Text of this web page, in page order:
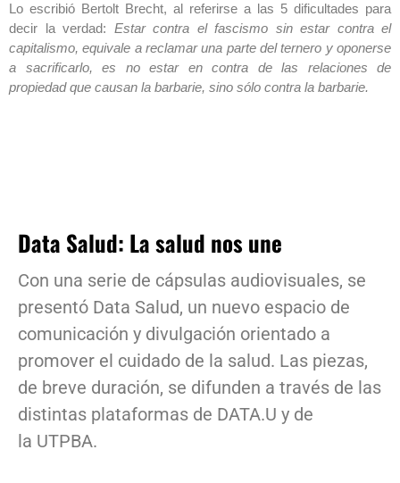
Lo escribió Bertolt Brecht, al referirse a las 5 dificultades para
decir la verdad: Estar contra el fascismo sin estar contra el
capitalismo, equivale a reclamar una parte del ternero y oponerse
a sacrificarlo, es no estar en contra de las relaciones de
propiedad que causan la barbarie, sino sólo contra la barbarie.
Data Salud: La salud nos une
Con una serie de cápsulas audiovisuales, se
presentó Data Salud, un nuevo espacio de
comunicación y divulgación orientado a
promover el cuidado de la salud. Las piezas,
de breve duración, se difunden a través de las
distintas plataformas de DATA.U y de
la UTPBA.